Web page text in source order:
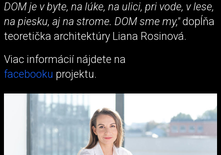
DOM je v byte, na lúke, na ulici, pri vode, v lese,
na piesku, aj na strome. DOM sme my,"dopĺňa
teoretička architektúry Liana Rosinová.
Viac informácií nájdete na
facebooku projektu.